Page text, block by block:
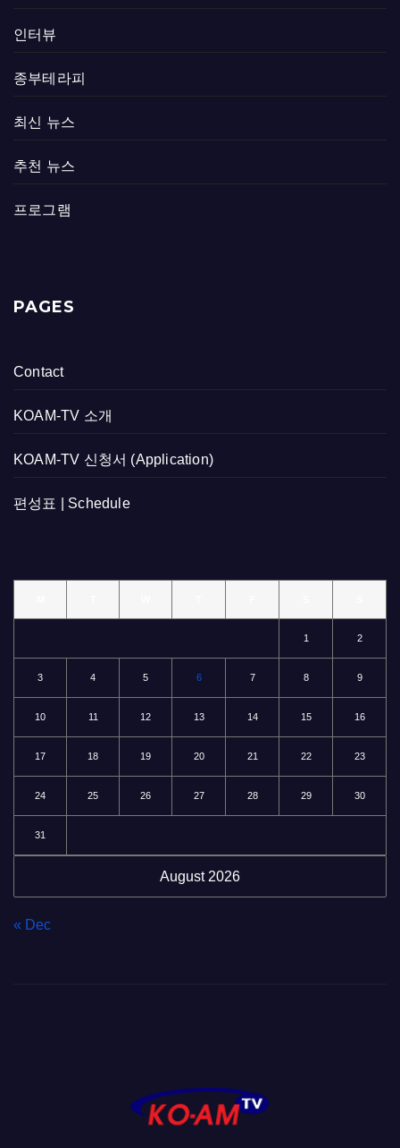
인터뷰
종부테라피
최신 뉴스
추천 뉴스
프로그램
PAGES
Contact
KOAM-TV 소개
KOAM-TV 신청서 (Application)
편성표 | Schedule
August 2026
1 2
3 4 5 6 7 8 9
10 11 12 13 14 15 16
17 18 19 20 21 22 23
24 25 26 27 28 29 30
31
« Dec